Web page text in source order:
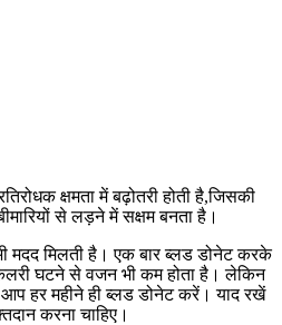
क्षमता में बढ़ोतरी होती है,जिसकी
से लड़ने में सक्षम बनता है।
मदद मिलती है। एक बार ब्लड डोनेट करके
घटने से वजन भी कम होता है। लेकिन
हर महीने ही ब्लड डोनेट करें। याद रखें
करना चाहिए।